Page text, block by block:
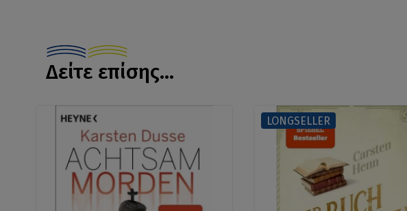
Δείτε επίσης...
LONGSELLER